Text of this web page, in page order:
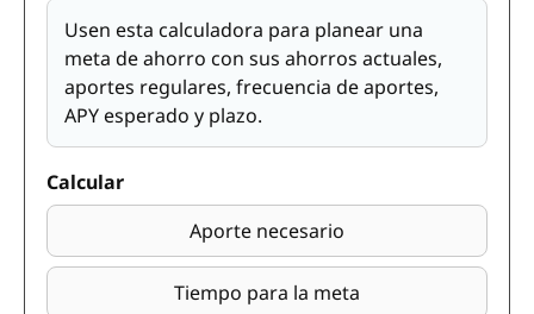
Usen esta calculadora para planear una
meta de ahorro con sus ahorros actuales,
aportes regulares, frecuencia de aportes,
APY esperado y plazo.
Calcular
Aporte necesario
Tiempo para la meta